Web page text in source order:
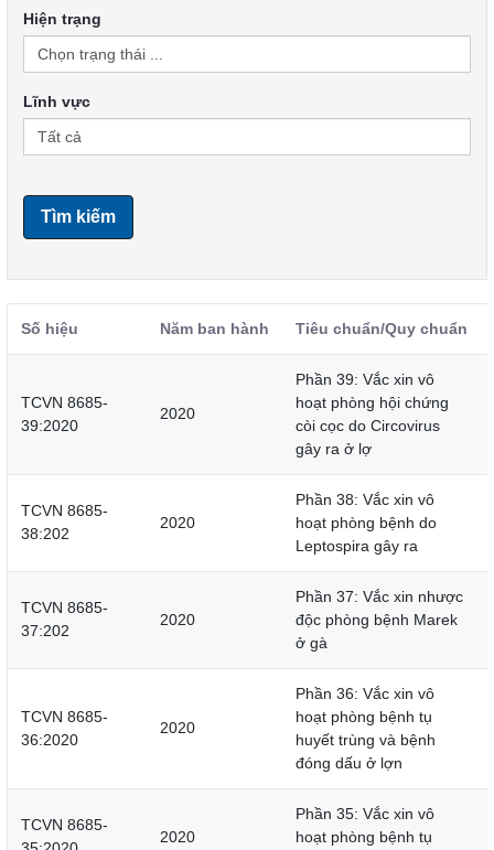
Hiện trạng
Lĩnh vực
Tìm kiếm
Số hiệu Năm ban hành Tiêu chuẩn/Quy chuẩn
TCVN 8685-
39:2020
2020
Phần 39: Vắc xin vô
hoạt phòng hội chứng
còi cọc do Circovirus
gây ra ở lợ
TCVN 8685-
38:202
2020
Phần 38: Vắc xin vô
hoạt phòng bệnh do
Leptospira gây ra
TCVN 8685-
37:202
2020
Phần 37: Vắc xin nhược
độc phòng bệnh Marek
ở gà
TCVN 8685-
36:2020
2020
Phần 36: Vắc xin vô
hoạt phòng bệnh tụ
huyết trùng và bệnh
đóng dấu ở lợn
TCVN 8685-
2020
Phần 35: Vắc xin vô
hoạt phòng bệnh tụ